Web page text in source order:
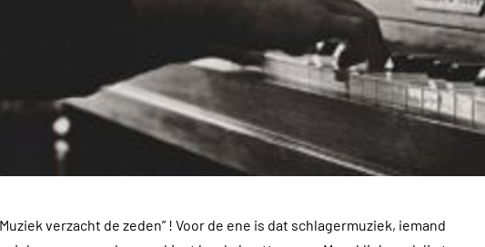
verzacht de zeden” ! Voor de ene is dat schlagermuziek, iemand